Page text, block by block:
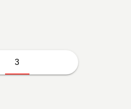
3